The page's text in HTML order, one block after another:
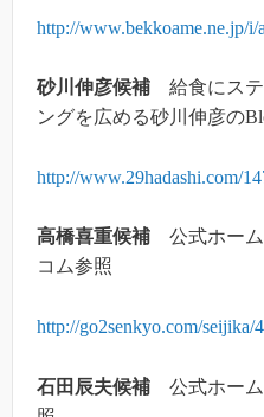
http://www.bekkoame.ne.jp/i/
砂川伸彦候補 給食にステ
ングを広める砂川伸彦の
http://www.29hadashi.com/
高橋喜重候補 公式ホー
コム参照
http://go2senkyo.com/seijika/
石田辰夫候補 公式ホー